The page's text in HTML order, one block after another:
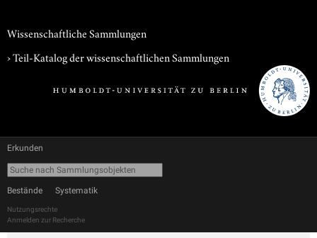
Wissenschaftliche Sammlungen
› Teil-Katalog der wissenschaftlichen Sammlungen
Erkunden
Bestände Systematik
Nutzungsrechte
Anmelden zur Recherche